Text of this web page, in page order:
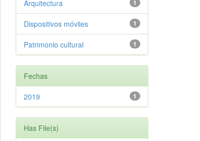
1
Arquitectura
1
Dispositivos móviles
1
Patrimonio cultural
Fechas
1
2019
Has File(s)